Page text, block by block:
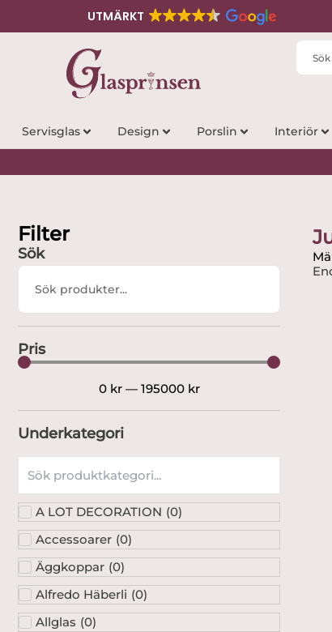
UTMÄRKT
Search
Servisglas Design Porslin Interiör
Filter
Sök
Search
Pris
0 kr— 195000 kr
Underkategori
A LOT DECORATION (0)
Accessoarer (0)
Äggkoppar (0)
Alfredo Häberli (0)
Allglas (0)